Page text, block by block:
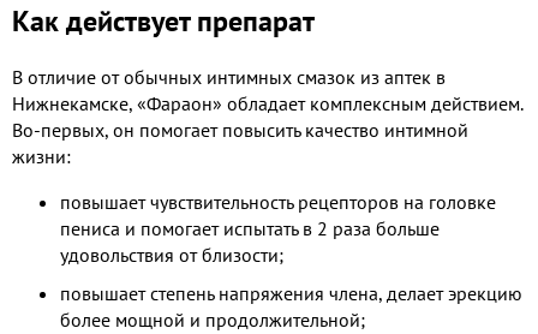
Как действует препарат
В отличие от обычных интимных смазок из аптек в
Нижнекамске, «Фараон» обладает комплексным действием.
Во-первых, он помогает повысить качество интимной
жизни:
повышает чувствительность рецепторов на головке
пениса и помогает испытать в 2 раза больше
удовольствия от близости;
повышает степень напряжения члена, делает эрекцию
более мощной и продолжительной;